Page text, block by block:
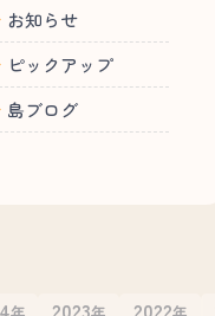
お知らせ
ピックアップ
島ブログ
2023 2022